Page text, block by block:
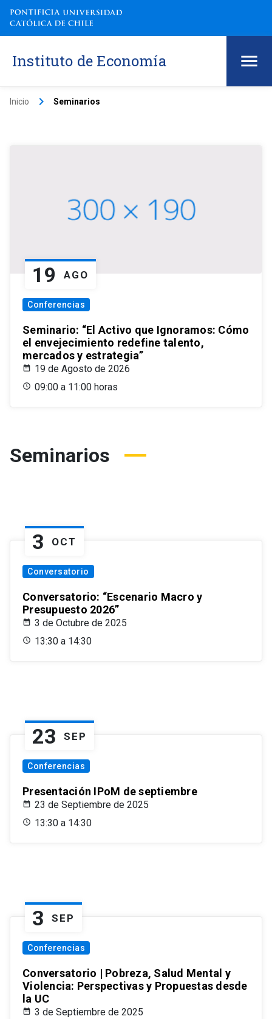
Instituto de Economía
Inicio keyboard_arrow_right Seminarios
19 AGO
Conferencias
Seminario: “El Activo que Ignoramos: Cómo
el envejecimiento redefine talento,
mercados y estrategia”
19 de Agosto de 2026
09:00 a 11:00 horas
Seminarios
3 OCT
Conversatorio
Conversatorio: “Escenario Macro y
Presupuesto 2026”
3 de Octubre de 2025
13:30 a 14:30
23 SEP
Conferencias
Presentación IPoM de septiembre
23 de Septiembre de 2025
13:30 a 14:30
3 SEP
Conferencias
Conversatorio | Pobreza, Salud Mental y
Violencia: Perspectivas y Propuestas desde
la UC
3 de Septiembre de 2025